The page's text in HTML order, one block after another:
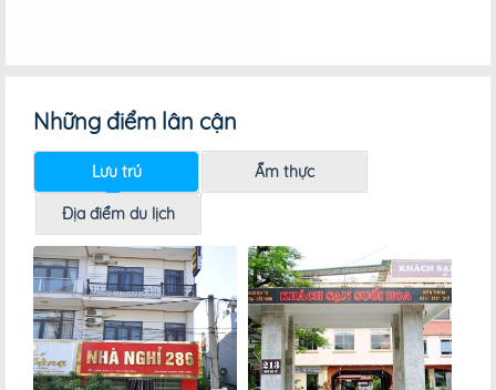
Những điểm lân cận
Lưu trú Ẩm thực
Địa điểm du lịch